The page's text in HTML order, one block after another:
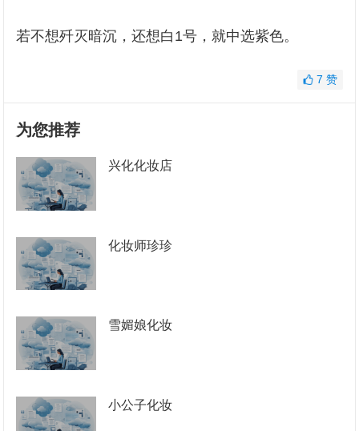
若不想歼灭暗沉，还想白1号，就中选紫色。
7 赞
为您推荐
兴化化妆店
化妆师珍珍
雪媚娘化妆
小公子化妆